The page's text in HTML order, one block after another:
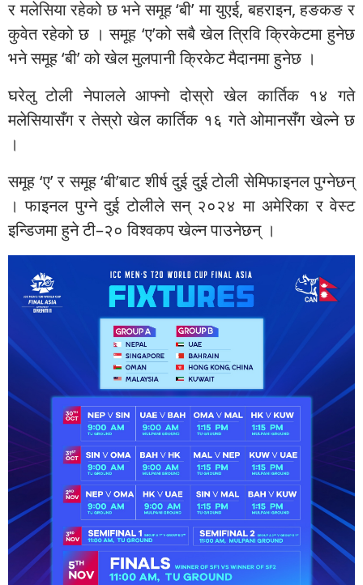
र मलेसिया रहेको छ भने समूह ‘बी’ मा युएई, बहराइन, हङकङ र
कुवेत रहेको छ । समूह ‘ए’को सबै खेल त्रिवि क्रिकेटमा हुनेछ
भने समूह ‘बी’ को खेल मुलपानी क्रिकेट मैदानमा हुनेछ ।
घरेलु टोली नेपालले आफ्नो दोस्रो खेल कार्तिक १४ गते
मलेसियासँग र तेस्रो खेल कार्तिक १६ गते ओमानसँग खेल्ने छ
।
समूह ‘ए’ र समूह ‘बी’बाट शीर्ष दुई दुई टोली सेमिफाइनल पुग्नेछन्
। फाइनल पुग्ने दुई टोलीले सन् २०२४ मा अमेरिका र वेस्ट
इन्डिजमा हुने टी–२० विश्वकप खेल्न पाउनेछन् ।